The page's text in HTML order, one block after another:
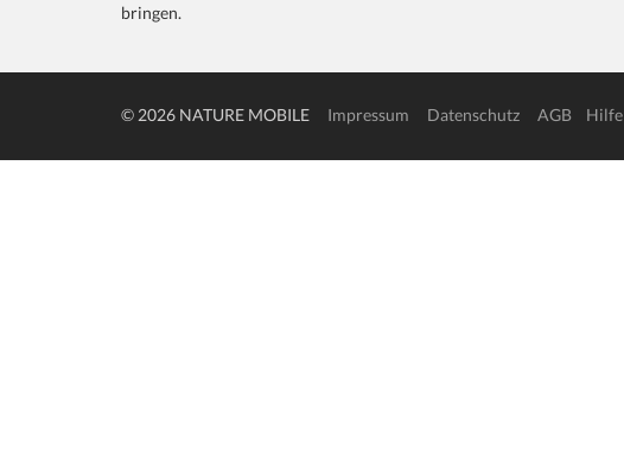
bringen.
© 2026 NATURE MOBILE Impressum Datenschutz AGB Hilfe